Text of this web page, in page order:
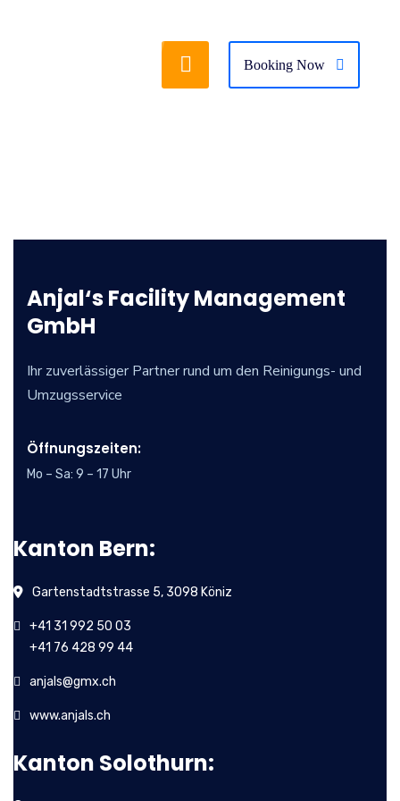
Booking Now
Anjal‘s Facility Management
GmbH
Ihr zuverlässiger Partner rund um den Reinigungs- und
Umzugsservice
Öffnungszeiten:
Mo – Sa: 9 – 17 Uhr
Kanton Bern:
Gartenstadtstrasse 5, 3098 Köniz
+41 31 992 50 03
+41 76 428 99 44
anjals@gmx.ch
www.anjals.ch
Kanton Solothurn: